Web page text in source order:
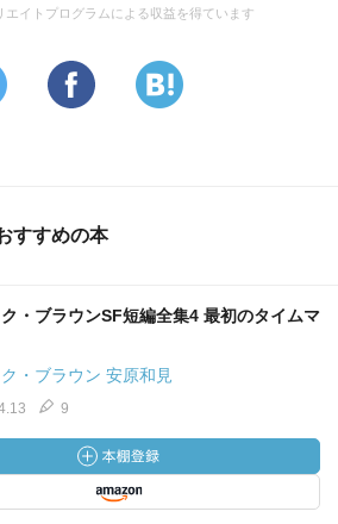
エイトプログラムによる収益を得ています
すすめの本
・ブラウンSF短編全集4 最初のタイムマ
・ブラウン 安原和見
9